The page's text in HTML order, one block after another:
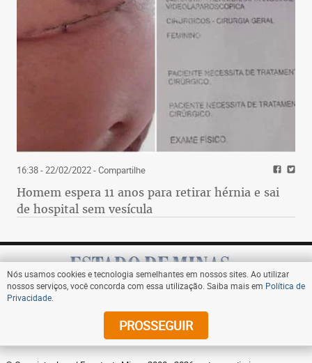
16:38 - 22/02/2022- Compartilhe
Homem espera 11 anos para retirar hérnia e sai
de hospital sem vesícula
Assine
Nós usamos cookies e tecnologia semelhantes em nossos sites. Ao utilizar
nossos serviços, você concorda com essa utilização. Saiba mais em Política de
Privacidade
PROSSEGUIR